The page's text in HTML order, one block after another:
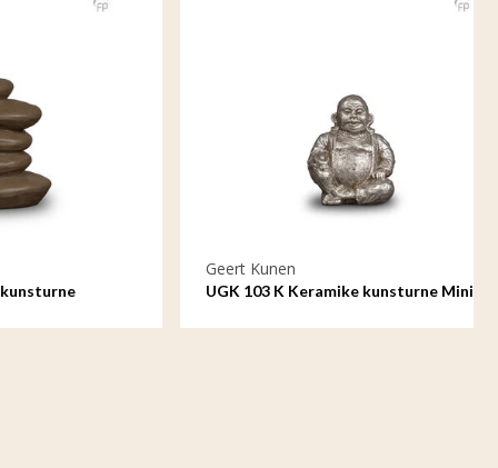
Geert Kunen
UGK 103 K Keramike kunsturne Mini-